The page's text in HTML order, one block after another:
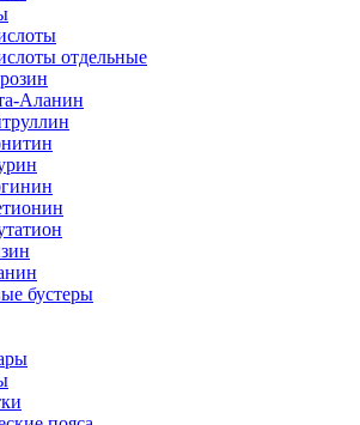
отдельные
Аланин
бустеры